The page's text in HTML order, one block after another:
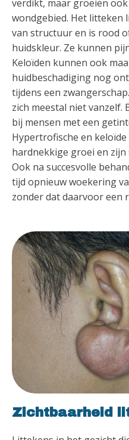
verdikt, maar groeien
wondgebied. Het litteken
van structuur en is rood
huidskleur. Ze kunnen
Keloïden kunnen ook
huidbeschadiging nog
tijdens een
zich meestal niet vanzelf.
bij mensen met een
Hypertrofische en
hardnekkige groei en
Ook na succesvolle
tijd opnieuw woekering
zonder dat daarvoor een
Zichtbaarheid